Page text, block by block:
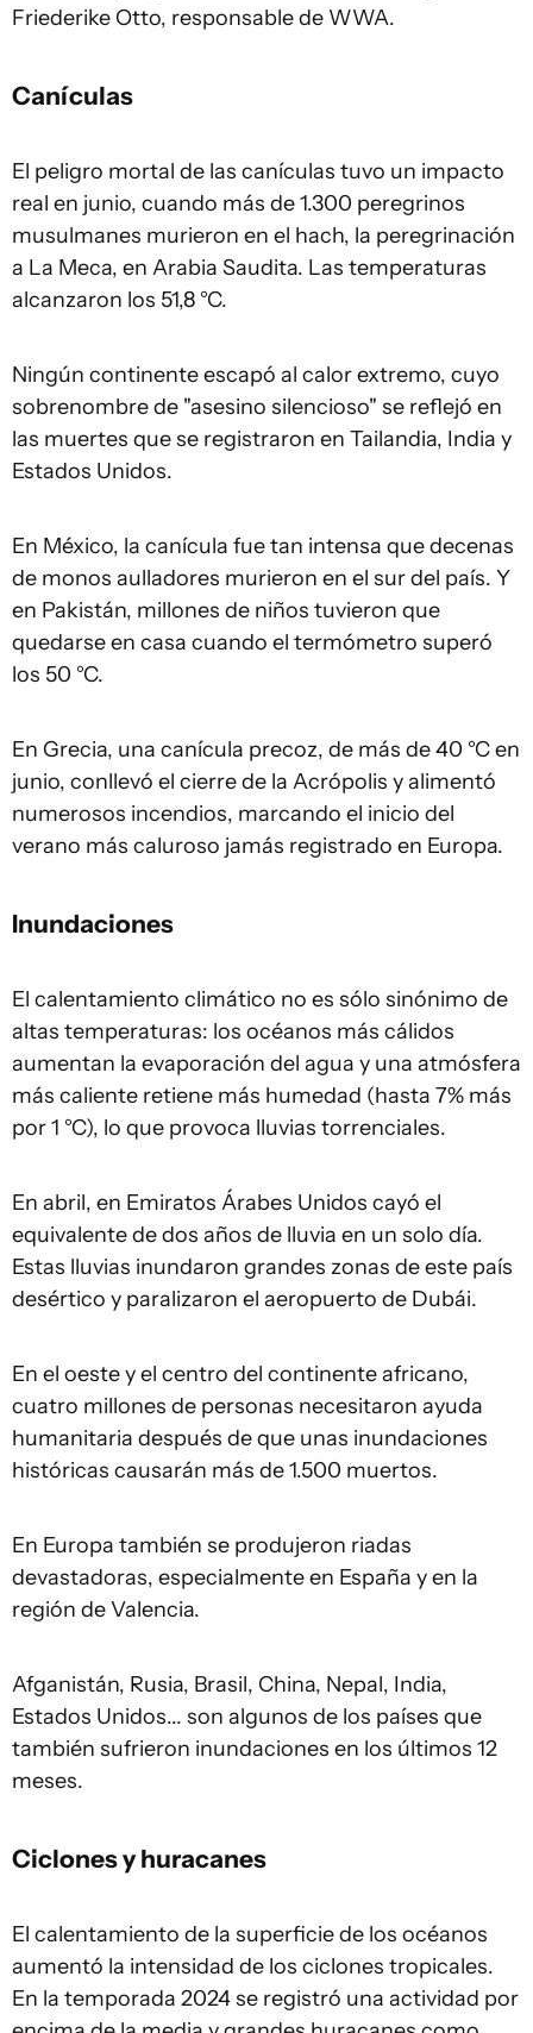
Friederike Otto, responsable de WWA.
Canículas
El peligro mortal de las canículas tuvo un impacto
real en junio, cuando más de 1.300 peregrinos
musulmanes murieron en el hach, la peregrinación
a La Meca, en Arabia Saudita. Las temperaturas
alcanzaron los 51,8 °C.
Ningún continente escapó al calor extremo, cuyo
sobrenombre de "asesino silencioso" se reflejó en
las muertes que se registraron en Tailandia, India y
Estados Unidos.
En México, la canícula fue tan intensa que decenas
de monos aulladores murieron en el sur del país. Y
en Pakistán, millones de niños tuvieron que
quedarse en casa cuando el termómetro superó
los 50 °C.
En Grecia, una canícula precoz, de más de 40 °C en
junio, conllevó el cierre de la Acrópolis y alimentó
numerosos incendios, marcando el inicio del
verano más caluroso jamás registrado en Europa.
Inundaciones
El calentamiento climático no es sólo sinónimo de
altas temperaturas: los océanos más cálidos
aumentan la evaporación del agua y una atmósfera
más caliente retiene más humedad (hasta 7% más
por 1 °C), lo que provoca lluvias torrenciales.
En abril, en Emiratos Árabes Unidos cayó el
equivalente de dos años de lluvia en un solo día.
Estas lluvias inundaron grandes zonas de este país
desértico y paralizaron el aeropuerto de Dubái.
En el oeste y el centro del continente africano,
cuatro millones de personas necesitaron ayuda
humanitaria después de que unas inundaciones
históricas causarán más de 1.500 muertos.
En Europa también se produjeron riadas
devastadoras, especialmente en España y en la
región de Valencia.
Afganistán, Rusia, Brasil, China, Nepal, India,
Estados Unidos... son algunos de los países que
también sufrieron inundaciones en los últimos 12
meses.
Ciclones y huracanes
El calentamiento de la superficie de los océanos
aumentó la intensidad de los ciclones tropicales.
En la temporada 2024 se registró una actividad por